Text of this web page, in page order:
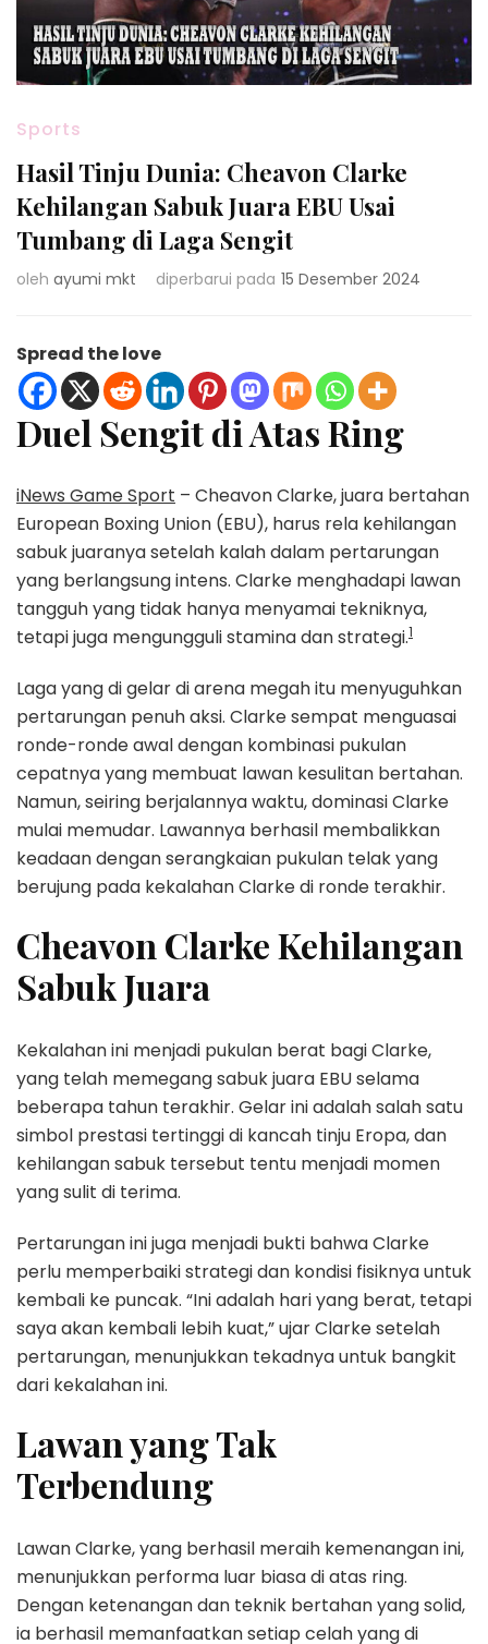
Sports
Hasil Tinju Dunia: Cheavon Clarke
Kehilangan Sabuk Juara EBU Usai
Tumbang di Laga Sengit
oleh ayumi mkt diperbarui pada 15 Desember 2024
Spread the love
Duel Sengit di Atas Ring
iNews Game Sport – Cheavon Clarke, juara bertahan
European Boxing Union (EBU), harus rela kehilangan
sabuk juaranya setelah kalah dalam pertarungan
yang berlangsung intens. Clarke menghadapi lawan
tangguh yang tidak hanya menyamai tekniknya,
tetapi juga mengungguli stamina dan strategi.1
Laga yang di gelar di arena megah itu menyuguhkan
pertarungan penuh aksi. Clarke sempat menguasai
ronde-ronde awal dengan kombinasi pukulan
cepatnya yang membuat lawan kesulitan bertahan.
Namun, seiring berjalannya waktu, dominasi Clarke
mulai memudar. Lawannya berhasil membalikkan
keadaan dengan serangkaian pukulan telak yang
berujung pada kekalahan Clarke di ronde terakhir.
Cheavon Clarke Kehilangan
Sabuk Juara
Kekalahan ini menjadi pukulan berat bagi Clarke,
yang telah memegang sabuk juara EBU selama
beberapa tahun terakhir. Gelar ini adalah salah satu
simbol prestasi tertinggi di kancah tinju Eropa, dan
kehilangan sabuk tersebut tentu menjadi momen
yang sulit di terima.
Pertarungan ini juga menjadi bukti bahwa Clarke
perlu memperbaiki strategi dan kondisi fisiknya untuk
kembali ke puncak. “Ini adalah hari yang berat, tetapi
saya akan kembali lebih kuat,” ujar Clarke setelah
pertarungan, menunjukkan tekadnya untuk bangkit
dari kekalahan ini.
Lawan yang Tak
Terbendung
Lawan Clarke, yang berhasil meraih kemenangan ini,
menunjukkan performa luar biasa di atas ring.
Dengan ketenangan dan teknik bertahan yang solid,
ia berhasil memanfaatkan setiap celah yang di